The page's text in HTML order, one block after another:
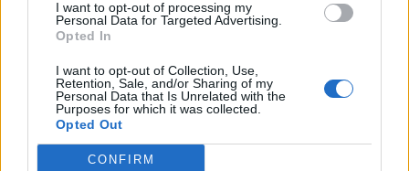
I want to opt-out of processing my
Personal Data for Targeted Advertising.
Opted In
I want to opt-out of Collection, Use,
Retention, Sale, and/or Sharing of my
Personal Data that Is Unrelated with the
Purposes for which it was collected.
Opted Out
CONFIRM
A keresett cikk a portfolio.hu hírarchívumához
tartozik, melynek olvasása előfizetéses
Az előfizetés a következőket tartalmazza:
Portfolio.hu teljes cikkarchívum
Kötéslisták: BÉT elmúlt 2 év napon belüli
kötéslistái